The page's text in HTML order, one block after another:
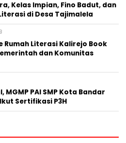
Kelas Impian, Fino Badut, dan
di Desa Tajimalela
Rumah Literasi Kalirejo Book
dan Komunitas
MGMP PAI SMP Kota Bandar
Sertifikasi P3H